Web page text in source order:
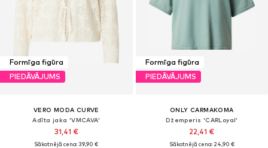
Formīga figūra
PIEDĀVĀJUMS
VERO MODA CURVE
Adīta jaka 'VMCAVA'
31,41 €
Sākotnējā cena: 39,90 €
Formīga figūra
PIEDĀVĀJUMS
ONLY CARMAKOMA
Džemperis 'CARLoyal'
22,41 €
Sākotnējā cena: 24,90 €